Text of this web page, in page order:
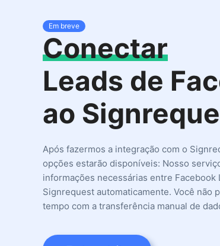
Em breve
Conectar
Leads de
ao
Após fazermos a integração com o
opções estarão disponíveis: Nosso
informações necessárias entre Facebook
Signrequest automaticamente. Você não
tempo com a transferência manual de